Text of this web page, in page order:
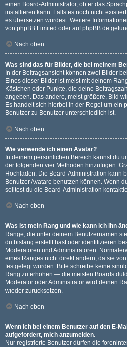
einen Board-Administrator, ob er das
installieren kann. Falls es noch nicht
es übersetzen würdest. Weitere
von phpBB Limited oder aufphpBB.de
Nach oben
Was sind das für Bilder, die bei meinem
In der Beitragsansicht können zwei Bilder
Eines dieser Bilder ist meist mit deinem
Kästchen oder Punkte, die deine
angeben. Das andere, meist größere, Bild
Es handelt sich hierbei in der Regel um ein
Benutzer zu Benutzer unterschiedlich ist.
Nach oben
Wie verwende ich einen Avatar?
In deinem persönlichen Bereich kannst du
der folgenden vier Methoden hinzufügen:
Hochladen. Die Board-Administration kann
Benutzer Avatare benutzen können. Wenn
solltest du die Board-Administration
Nach oben
Was ist mein Rang und wie kann ich ihn
Ränge, die unter deinem Benutzernamen
du bislang erstellt hast oder identifizieren
Moderatoren und Administratoren.
eines Ranges nicht direkt ändern, da sie
festgelegt wurden. Bitte schreibe keine
Rang zu erhöhen — die meisten Boards
Moderator oder Administrator wird deinen
wieder zurücksetzen.
Nach oben
Wenn ich bei einem Benutzer auf den E-
aufgefordert, mich anzumelden.
Nur registrierte Benutzer dürfen die